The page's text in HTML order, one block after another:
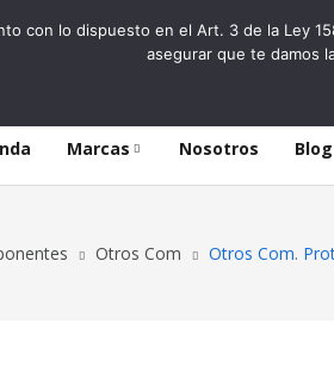
Marcas Nosotros Blog
Otros Com Otros Com.
con lo dispuesto en el Art. 3 de la Ley
asegurar que te damos